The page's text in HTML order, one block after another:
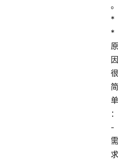
。
*
*
原
因
很
简
单
：
-
需
求